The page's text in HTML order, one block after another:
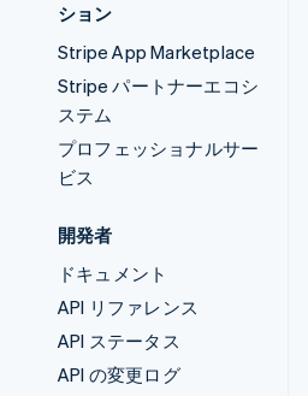
ション
Stripe App Marketplace
Stripe パートナーエコシ
ステム
プロフェッショナルサー
ビス
開発者
ドキュメント
API リファレンス
API ステータス
API の変更ログ